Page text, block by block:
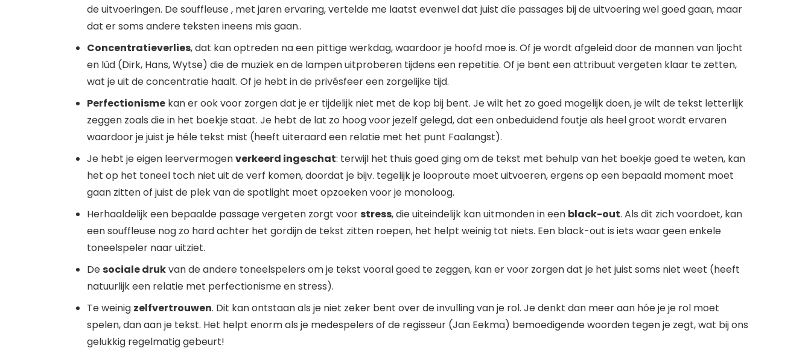
de uitvoeringen. De souffleuse , met jaren ervaring, vertelde me laatst evenwel dat juist díe passages bij de uitvoering wel goed gaan, maar
dat er soms andere teksten ineens mis gaan..
Concentratieverlies, dat kan optreden na een pittige werkdag, waardoor je hoofd moe is. Of je wordt afgeleid door de mannen van ljocht
en lûd (Dirk, Hans, Wytse) die de muziek en de lampen uitproberen tijdens een repetitie. Of je bent een attribuut vergeten klaar te zetten,
wat je uit de concentratie haalt. Of je hebt in de privésfeer een zorgelijke tijd.
Perfectionisme kan er ook voor zorgen dat je er tijdelijk niet met de kop bij bent. Je wilt het zo goed mogelijk doen, je wilt de tekst letterlijk
zeggen zoals die in het boekje staat. Je hebt de lat zo hoog voor jezelf gelegd, dat een onbeduidend foutje als heel groot wordt ervaren
waardoor je juist je héle tekst mist (heeft uiteraard een relatie met het punt Faalangst).
Je hebt je eigen leervermogenverkeerd ingeschat: terwijl het thuis goed ging om de tekst met behulp van het boekje goed te weten, kan
het op het toneel toch niet uit de verf komen, doordat je bijv. tegelijk je looproute moet uitvoeren, ergens op een bepaald moment moet
gaan zitten of juist de plek van de spotlight moet opzoeken voor je monoloog.
Herhaaldelijk een bepaalde passage vergeten zorgt voorstress, die uiteindelijk kan uitmonden in een black-out. Als dit zich voordoet, kan
een souffleuse nog zo hard achter het gordijn de tekst zitten roepen, het helpt weinig tot niets. Een black-out is iets waar geen enkele
toneelspeler naar uitziet.
Desociale drukvan de andere toneelspelers om je tekst vooral goed te zeggen, kan er voor zorgen dat je het juist soms niet weet (heeft
natuurlijk een relatie met perfectionisme en stress).
Te weinig zelfvertrouwen. Dit kan ontstaan als je niet zeker bent over de invulling van je rol. Je denkt dan meer aan hóe je je rol moet
spelen, dan aan je tekst. Het helpt enorm als je medespelers of de regisseur (Jan Eekma) bemoedigende woorden tegen je zegt, wat bij ons
gelukkig regelmatig gebeurt!